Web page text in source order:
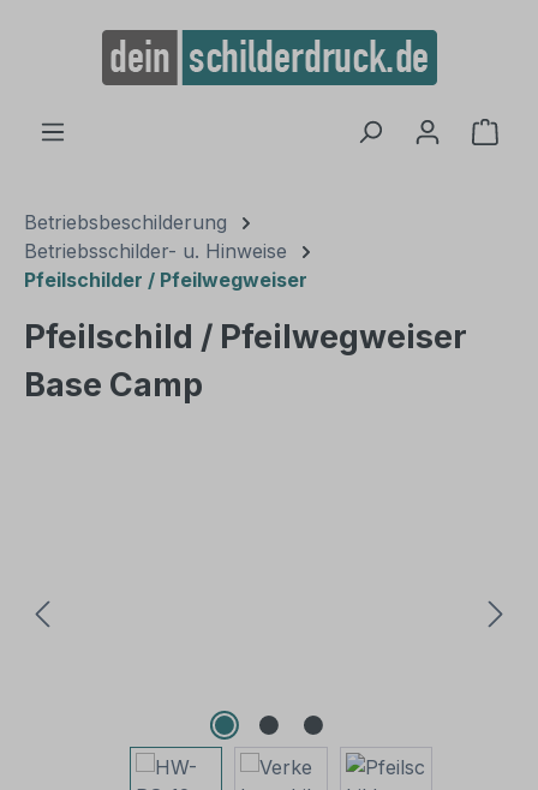
springen
Betriebsbeschilderung
Betriebsschilder- u. Hinweise
Pfeilschilder / Pfeilwegweiser
Pfeilschild / Pfeilwegweiser
Base Camp